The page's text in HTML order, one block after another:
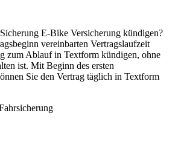
E-Bike Versicherung kündigen?
vereinbarten Vertragslaufzeit
zum Ablauf in Textform kündigen, ohne
ist. Mit Beginn des ersten
Sie den Vertrag täglich in Textform